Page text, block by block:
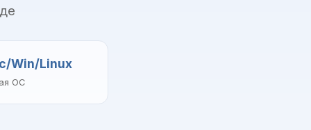
Win/Linux
ОС